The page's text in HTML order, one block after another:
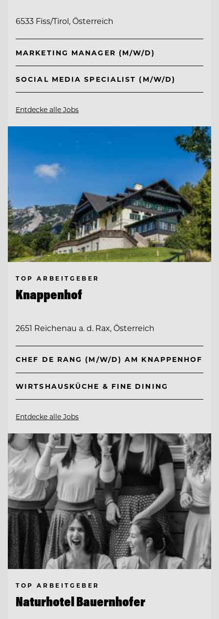
6533 Fiss/Tirol, Österreich
MARKETING MANAGER (M/W/D)
SOCIAL MEDIA SPECIALIST (M/W/D)
Entdecke alle Jobs
TOP ARBEITGEBER
Knappenhof
2651 Reichenau a. d. Rax, Österreich
CHEF DE RANG (M/W/D) AM KNAPPENHOF
WIRTSHAUSKÜCHE & FINE DINING
Entdecke alle Jobs
TOP ARBEITGEBER
Naturhotel Bauernhofer